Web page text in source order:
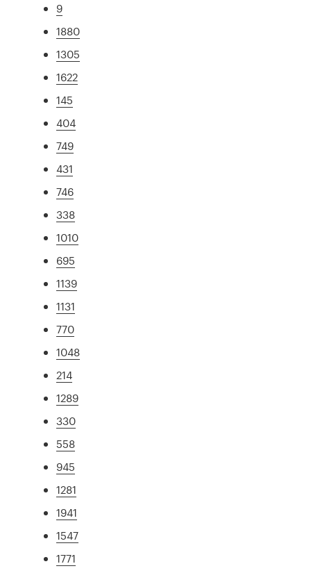
9
1880
1305
1622
145
404
749
431
746
338
1010
695
1139
1131
770
1048
214
1289
330
558
945
1281
1941
1547
1771